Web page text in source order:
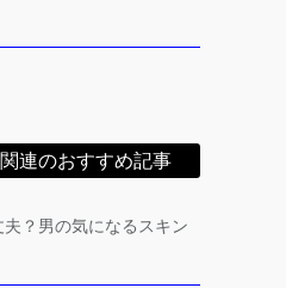
連のおすすめ記事
？男の気になるスキン